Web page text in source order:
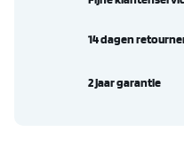
14 dagen
2 jaar garantie